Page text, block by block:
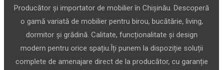
Producător și importator de mobilier în Chișinău. Descoperă
o gamă variată de mobilier pentru birou, bucătărie, living,
dormitor și grădină. Calitate, funcționalitate și design
modern pentru orice spațiu.Îți punem la dispoziție soluții
complete de amenajare direct de la producător, cu garanție